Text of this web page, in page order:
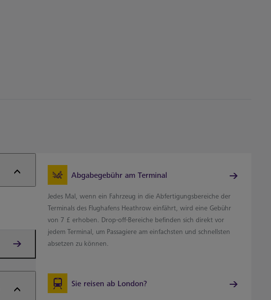
Abgabegebühr am Terminal
Jedes Mal, wenn ein Fahrzeug in die Abfertigungsbereiche der
Terminals des Flughafens Heathrow einfährt, wird eine Gebühr
von 7 £ erhoben. Drop-off-Bereiche befinden sich direkt vor
jedem Terminal, um Passagiere am einfachsten und schnellsten
absetzen zu können.
Sie reisen ab London?